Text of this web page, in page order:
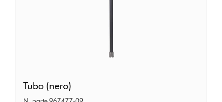
(nero)
Tubo (nero)